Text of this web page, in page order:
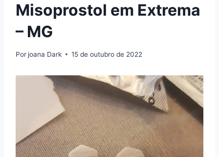
Misoprostol em Extrema
– MG
Por joana Dark 15 de outubro de 2022